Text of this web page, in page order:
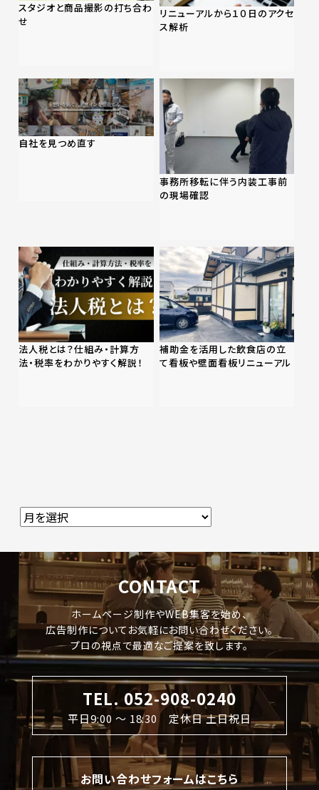
スタジオと商品撮影の打ち合わ
せ
リニューアルから１０日のアクセ
ス解析
自社を見つめ直す
事務所移転に伴う内装工事前
の現場確認
法人税とは？仕組み・計算方
法・税率をわかりやすく解説！
補助金を活用した飲食店の立
て看板や壁面看板リニューアル
CONTACT
ホームページ制作やWEB集客を始め、
広告制作についてお気軽にお問い合わせください。
プロの視点で最適なご提案を致します。
TEL. 052-908-0240
平日9:00 〜 18:30 定休日 土日祝日
お問い合わせフォームはこちら